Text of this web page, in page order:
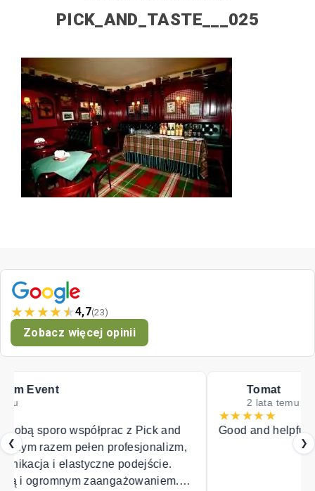
PICK_AND_TASTE___025
★★★★★4,7(23)
Zobacz więcej opinii
❮
Good and helpful service
❯